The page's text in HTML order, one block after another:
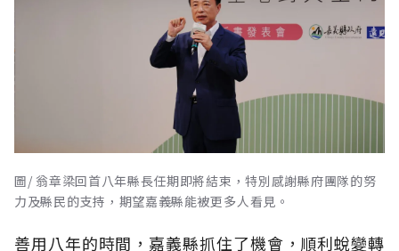
圖/ 翁章梁回首八年縣長任期即將結束，特別感謝縣府團隊的努
力及縣民的支持，期望嘉義縣能被更多人看見。
善用八年的時間，嘉義縣抓住了機會，順利蛻變轉